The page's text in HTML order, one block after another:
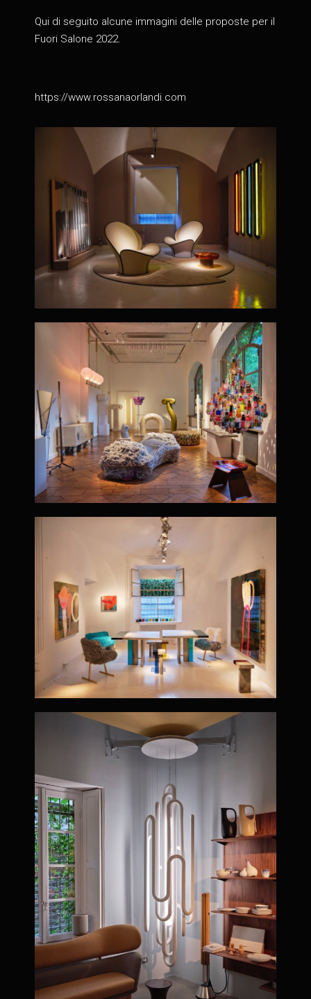
Qui di seguito alcune immagini delle proposte per il
Fuori Salone 2022.
https://www.rossanaorlandi.com